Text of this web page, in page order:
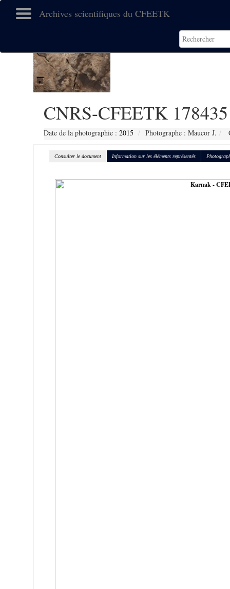
Archives scientifiques du CFEETK
CNRS-CFEETK 178435
Date de la photographie : 2015 Photographe : Maucor J.
Consulter le document Information sur les éléments représentés